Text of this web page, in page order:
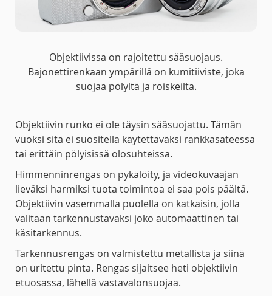
Objektiivissa on rajoitettu sääsuojaus.
Bajonettirenkaan ympärillä on kumitiiviste, joka
suojaa pölyltä ja roiskeilta.
Objektiivin runko ei ole täysin sääsuojattu. Tämän
vuoksi sitä ei suositella käytettäväksi rankkasateessa
tai erittäin pölyisissä olosuhteissa.
Himmenninrengas on pykälöity, ja videokuvaajan
lieväksi harmiksi tuota toimintoa ei saa pois päältä.
Objektiivin vasemmalla puolella on katkaisin, jolla
valitaan tarkennustavaksi joko automaattinen tai
käsitarkennus.
Tarkennusrengas on valmistettu metallista ja siinä
on uritettu pinta. Rengas sijaitsee heti objektiivin
etuosassa, lähellä vastavalonsuojaa.